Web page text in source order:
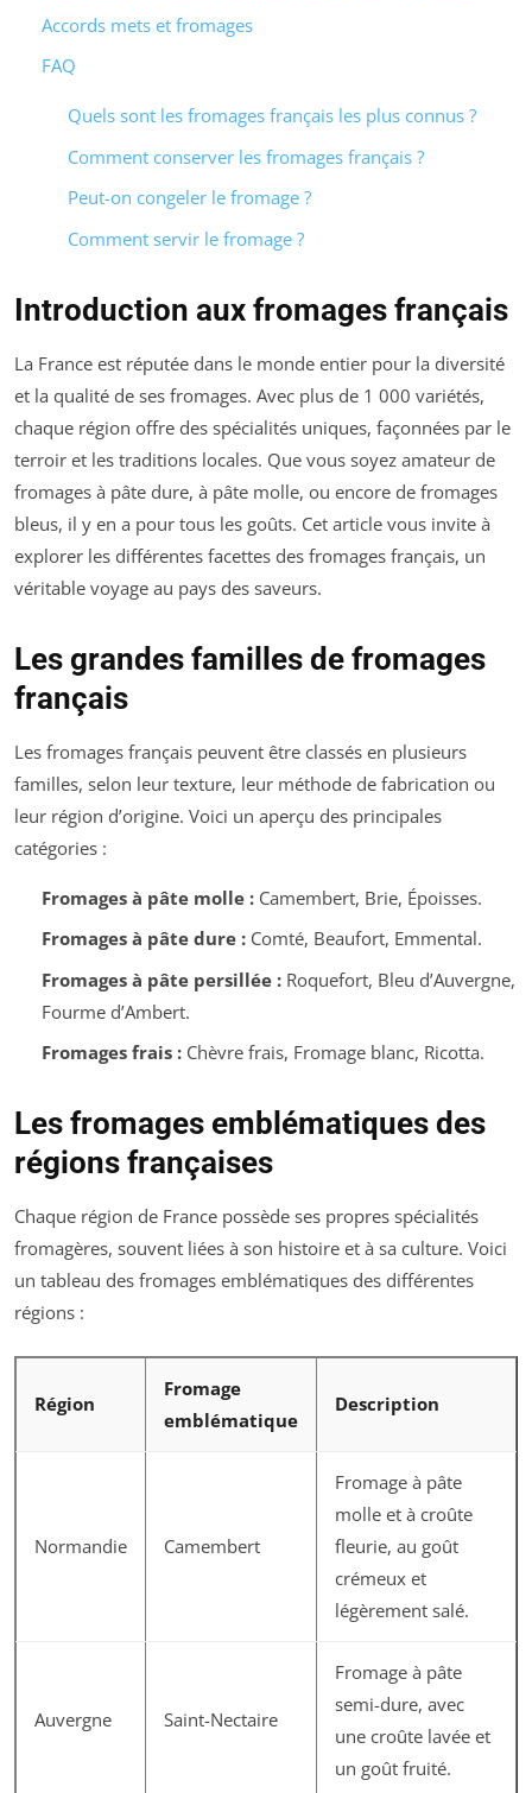
Accords mets et fromages
FAQ
Quels sont les fromages français les plus connus ?
Comment conserver les fromages français ?
Peut-on congeler le fromage ?
Comment servir le fromage ?
Introduction aux fromages français
La France est réputée dans le monde entier pour la diversité
et la qualité de ses fromages. Avec plus de 1 000 variétés,
chaque région offre des spécialités uniques, façonnées par le
terroir et les traditions locales. Que vous soyez amateur de
fromages à pâte dure, à pâte molle, ou encore de fromages
bleus, il y en a pour tous les goûts. Cet article vous invite à
explorer les différentes facettes des fromages français, un
véritable voyage au pays des saveurs.
Les grandes familles de fromages
français
Les fromages français peuvent être classés en plusieurs
familles, selon leur texture, leur méthode de fabrication ou
leur région d’origine. Voici un aperçu des principales
catégories :
Fromages à pâte molle :Camembert, Brie, Époisses.
Fromages à pâte dure :Comté, Beaufort, Emmental.
Fromages à pâte persillée :Roquefort, Bleu d’Auvergne,
Fourme d’Ambert.
Fromages frais :Chèvre frais, Fromage blanc, Ricotta.
Les fromages emblématiques des
régions françaises
Chaque région de France possède ses propres spécialités
fromagères, souvent liées à son histoire et à sa culture. Voici
un tableau des fromages emblématiques des différentes
régions :
Région
Fromage
emblématique
Description
Normandie Camembert
Fromage à pâte
molle et à croûte
fleurie, au goût
crémeux et
légèrement salé.
Auvergne Saint-Nectaire
Fromage à pâte
semi-dure, avec
une croûte lavée et
un goût fruité.